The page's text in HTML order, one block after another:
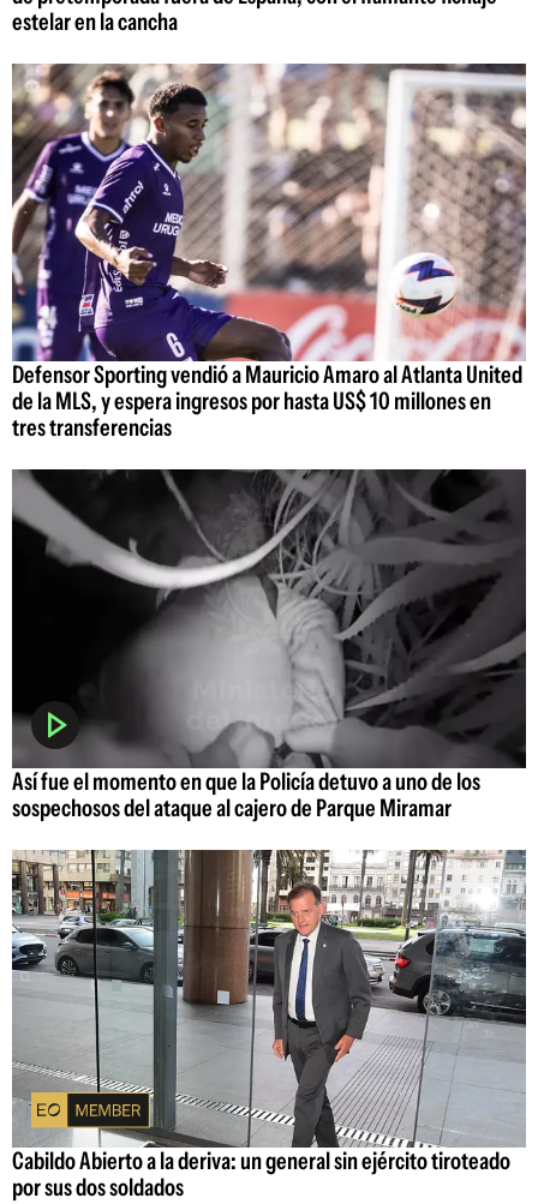
estelar en la cancha
Defensor Sporting vendió a Mauricio Amaro al Atlanta United
de la MLS, y espera ingresos por hasta US$ 10 millones en
tres transferencias
Así fue el momento en que la Policía detuvo a uno de los
sospechosos del ataque al cajero de Parque Miramar
Cabildo Abierto a la deriva: un general sin ejército tiroteado
por sus dos soldados